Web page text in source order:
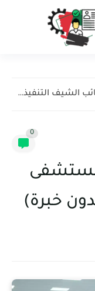
مطلوب نائب الشيف التنفيذي في فندق روتانا - رأس الخيمة...
0